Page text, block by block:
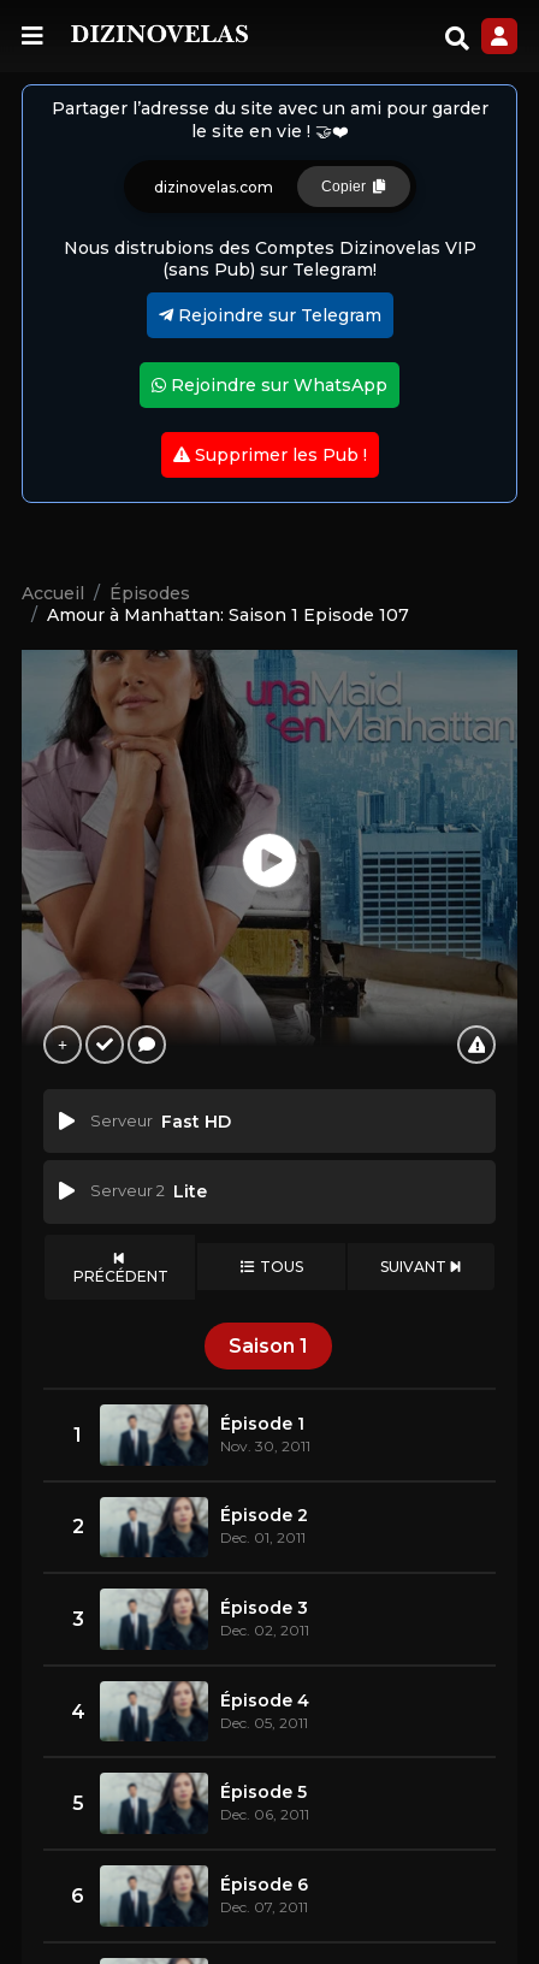
Partager l’adresse du site avec un ami pour garder
le site en vie ! 🤝❤️
dizinovelas.com Copier
Nous distrubions des Comptes Dizinovelas VIP
(sans Pub) sur Telegram!
Rejoindre sur Telegram
Rejoindre sur WhatsApp
Supprimer les Pub !
Accueil
Épisodes
Amour à Manhattan: Saison 1 Episode 107
Serveur Fast HD
Serveur 2 Lite
PRÉCÉDENT TOUS SUIVANT
Saison 1
1 Épisode 1
Nov. 30, 2011
2 Épisode 2
Dec. 01, 2011
3 Épisode 3
Dec. 02, 2011
4 Épisode 4
Dec. 05, 2011
5 Épisode 5
Dec. 06, 2011
6 Épisode 6
Dec. 07, 2011